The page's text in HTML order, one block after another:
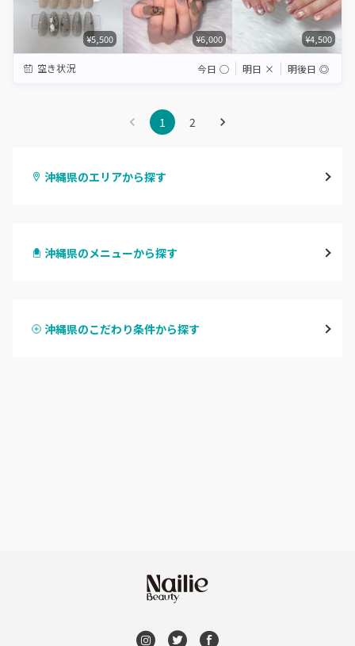
¥5,500 ¥6,000 ¥4,500
空き状況 今日 ◯ 明日 × 明後日 ◎
1 2
沖縄県のエリアから探す
沖縄・うるま・宜野湾
沖縄県のメニューから探す
ハンドスカルプ
沖縄県のこだわり条件から探す